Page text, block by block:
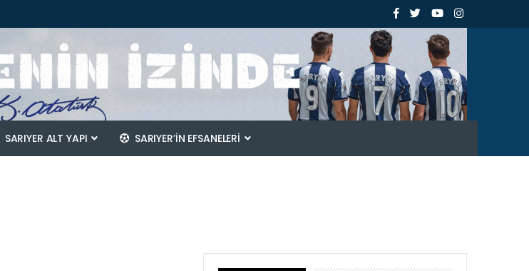
SARIYER ALT YAPI SARIYER’IN EFSANELERI